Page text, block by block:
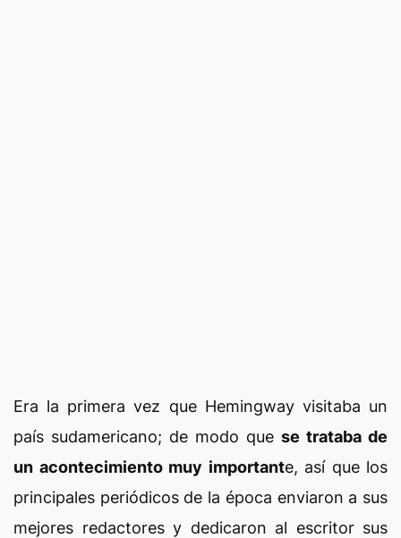
Era la primera vez que Hemingway visitaba un
país sudamericano; de modo que se trataba de
un acontecimiento muy importante, así que los
principales periódicos de la época enviaron a sus
mejores redactores y dedicaron al escritor sus